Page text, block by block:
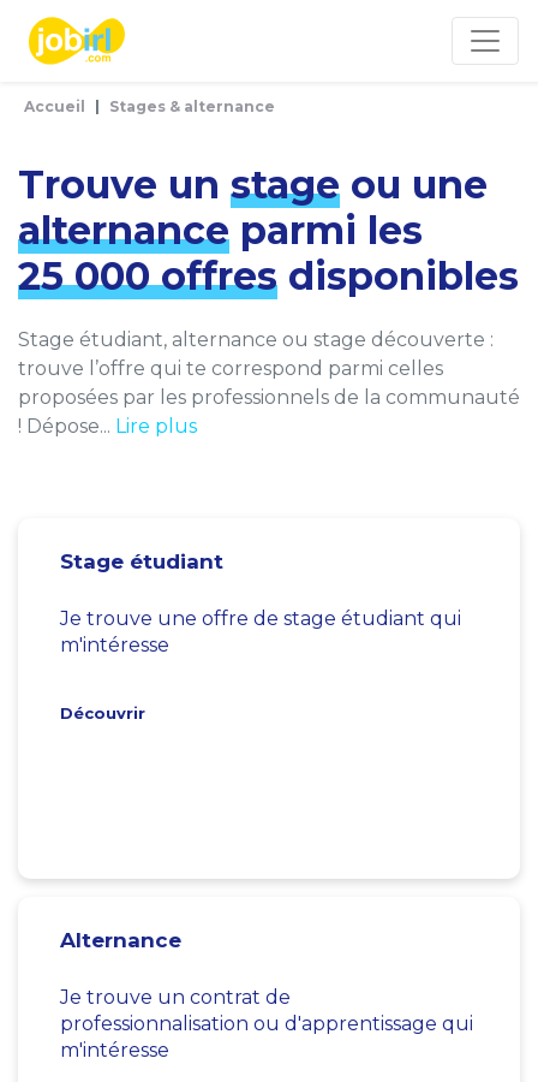
Accueil Stages & alternance
Trouve un stage ou une
alternance parmi les
25 000 offres disponibles
Stage étudiant, alternance ou stage découverte :
trouve l’offre qui te correspond parmi celles
proposées par les professionnels de la communauté
! Dépose... Lire plus
Stage étudiant
Je trouve une offre de stage étudiant qui
m'intéresse
Découvrir
Alternance
Je trouve un contrat de
professionnalisation ou d'apprentissage qui
m'intéresse
Panneau de gestion des cookies